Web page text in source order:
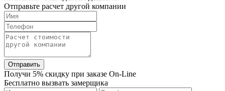
Отправьте расчет другой компании
Отправить
Получи 5% скидку при заказе On-Line
Бесплатно вызвать замерщика